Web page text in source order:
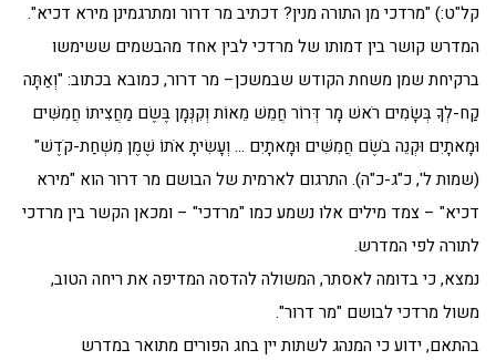
קל"ט:) "מרדכי מן התורה מנין? דכתיב מר דרור ומתרגמינן מירא דכיא".
המדרש קושר בין דמותו של מרדכי לבין אחד מהבשמים ששימשו
ברקיחת שמן משחת הקודש שבמשכן– מר דרור, כמובא בכתוב: "וְאַתָּה
קַח-לְךָ בְּשָׂמִים רֹאשׁ מָר דְּרוֹר חֲמֵשׁ מֵאוֹת וְקִנְּמָן בֶּשֶׂם מַחֲצִיתוֹ חֲמִשִּׁים
וּמָאתָיִם וּקְנֵה בֹשֶׂם חֲמִשִּׁים וּמָאתָיִם … וְעָשִׂיתָ אֹתוֹ שֶׁמֶן מִשְׁחַת-קֹדֶשׁ"
(שמות ל', כ"ג-כ"ה). התרגום לארמית של הבושם מר דרור הוא "מירא
דכיא" – צמד מילים אלו נשמע כמו "מרדכי" – ומכאן הקשר בין מרדכי
לתורה לפי המדרש.
נמצא, כי בדומה לאסתר, המשולה להדסה המדיפה את ריחה הטוב,
משול מרדכי לבושם "מר דרור".
בהתאם, ידוע כי המנהג לשתות יין בחג הפורים מתואר במדרש